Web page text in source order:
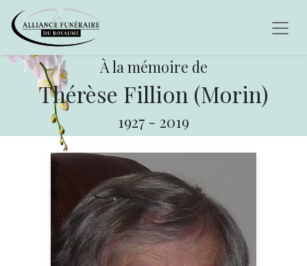
À la mémoire de
Thérèse Fillion (Morin)
1927 - 2019